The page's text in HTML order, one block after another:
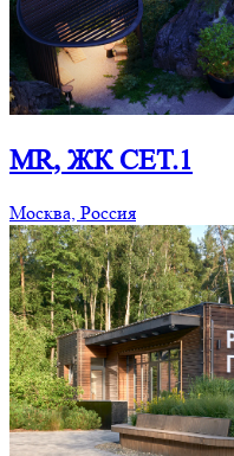
MR, ЖК СЕТ.1
Москва, Россия